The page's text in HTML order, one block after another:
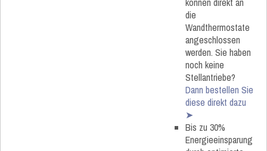
die
Wandthermostate
angeschlossen
werden. Sie haben
noch keine
Stellantriebe?
Dann bestellen Sie
diese direkt dazu
➤
Bis zu 30%
Energieeinsparung